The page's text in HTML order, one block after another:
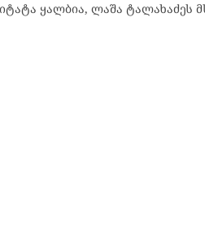
ყალბია, ლაშა ტალახაძეს